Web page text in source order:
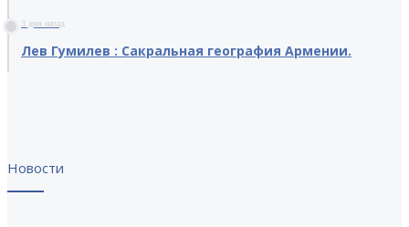
3 дня назад
Лев Гумилев : Сакральная география Армении.
Новости